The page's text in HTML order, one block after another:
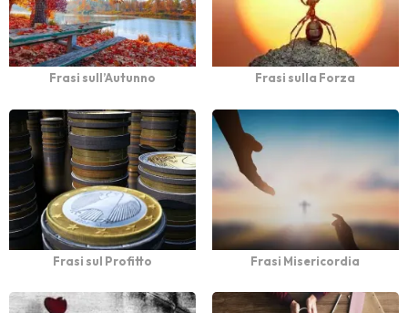
Frasi sull’Autunno Frasi sulla Forza
Frasi sul Profitto Frasi Misericordia